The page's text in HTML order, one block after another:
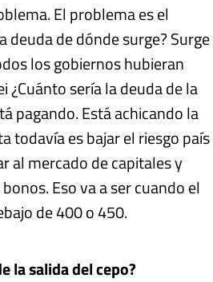
El problema es el
deuda de dónde surge? Surge
los gobiernos hubieran
¿Cuánto sería la deuda de la
pagando. Está achicando la
todavía es bajar el riesgo país
al mercado de capitales y
Eso va a ser cuando el
de 400 o 450.
la salida del cepo?